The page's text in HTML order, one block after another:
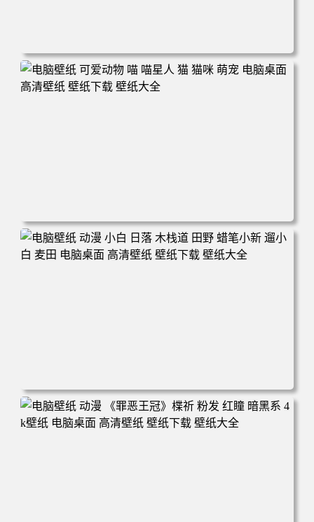
电脑壁纸 动漫 冬季 公交车 朱迪狐尼克 4K 电脑壁纸 3840x2
160 电脑桌面 高清壁纸 壁纸下载 壁纸大全
电脑壁纸 可爱动物 喵 喵星人 猫 猫咪 萌宠 电脑桌面 高清壁
纸 壁纸下载 壁纸大全
电脑壁纸 动漫 小白 日落 木栈道 田野 蜡笔小新 遛小白 麦田
电脑桌面 高清壁纸 壁纸下载 壁纸大全